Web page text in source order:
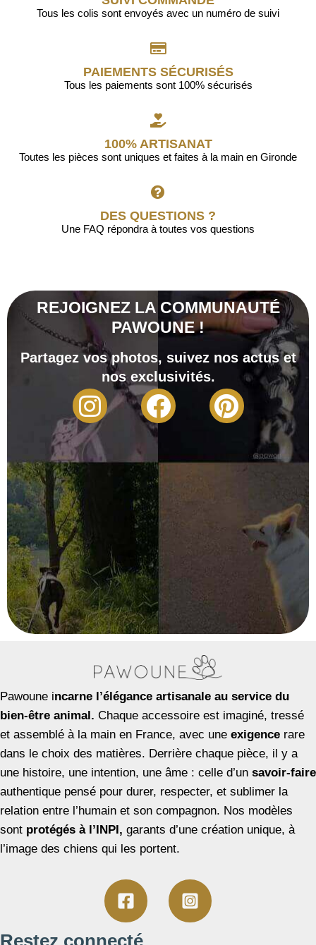
Tous les colis sont envoyés avec un numéro de suivi
PAIEMENTS SÉCURISÉS
Tous les paiements sont 100% sécurisés
100% ARTISANAT
Toutes les pièces sont uniques et faites à la main en Gironde
DES QUESTIONS ?
Une FAQ répondra à toutes vos questions
REJOIGNEZ LA COMMUNAUTÉ
PAWOUNE !
Partagez vos photos, suivez nos actus et
nos exclusivités.
Pawoune incarne l’élégance artisanale au service du
bien-être animal. Chaque accessoire est imaginé, tressé
et assemblé à la main en France, avec une exigence rare
dans le choix des matières. Derrière chaque pièce, il y a
une histoire, une intention, une âme : celle d’un savoir-faire
authentique pensé pour durer, respecter, et sublimer la
relation entre l’humain et son compagnon. Nos modèles
sont protégés à l’INPI, garants d’une création unique, à
l’image des chiens qui les portent.
Restez connecté